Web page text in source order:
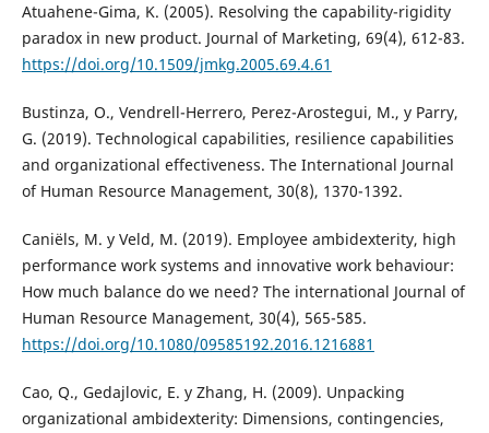
Atuahene-Gima, K. (2005). Resolving the capability-rigidity
paradox in new product. Journal of Marketing, 69(4), 612-83.
https://doi.org/10.1509/jmkg.2005.69.4.61
Bustinza, O., Vendrell-Herrero, Perez-Arostegui, M., y Parry,
G. (2019). Technological capabilities, resilience capabilities
and organizational effectiveness. The International Journal
of Human Resource Management, 30(8), 1370-1392.
Caniëls, M. y Veld, M. (2019). Employee ambidexterity, high
performance work systems and innovative work behaviour:
How much balance do we need? The international Journal of
Human Resource Management, 30(4), 565-585.
https://doi.org/10.1080/09585192.2016.1216881
Cao, Q., Gedajlovic, E. y Zhang, H. (2009). Unpacking
organizational ambidexterity: Dimensions, contingencies,